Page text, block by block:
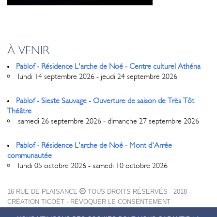
À VENIR
Pablof - Résidence L'arche de Noé - Centre culturel Athéna
lundi 14 septembre 2026 - jeudi 24 septembre 2026
Pablof - Sieste Sauvage - Ouverture de saison de Très Tôt
Théâtre
samedi 26 septembre 2026 - dimanche 27 septembre 2026
Pablof - Résidence L'arche de Noé - Mont d'Arrée
communautée
lundi 05 octobre 2026 - samedi 10 octobre 2026
16 RUE DE PLAISANCE
TOUS DROITS RÉSERVÉS - 2018 -
CRÉATION TICOËT - RÉVOQUER LE CONSENTEMENT